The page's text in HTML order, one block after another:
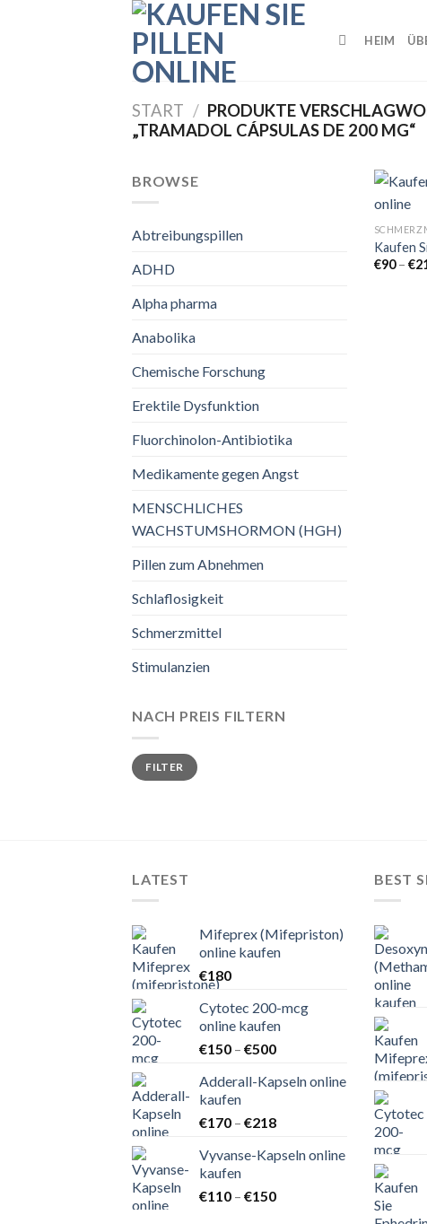
HEIM
START / PRODUKTE
„TRAMADOL CÁPSULAS DE 200 MG“
BROWSE
Abtreibungspillen
ADHD
Alpha pharma
Anabolika
Chemische Forschung
Erektile Dysfunktion
Fluorchinolon-Antibiotika
Medikamente gegen Angst
MENSCHLICHES
WACHSTUMSHORMON (HGH)
Pillen zum Abnehmen
Schlaflosigkeit
Schmerzmittel
Stimulanzien
NACH PREIS FILTERN
Min.
Preis
Max.
PreisFILTER
Kaufen
€90 – €
LATEST
Mifeprex (Mifepriston)
online kaufen
€180
Cytotec 200-mcg
online kaufen
€150 – €500Preisspanne:
bis
Adderall-Kapseln online
kaufen
€170 – €218Preisspanne:
bis
Vyvanse-Kapseln online
kaufen
€110 – €150Preisspanne:
BEST